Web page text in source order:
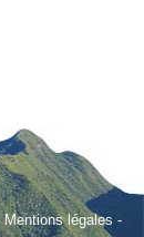
Mentions légales -